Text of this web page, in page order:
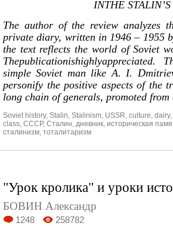
INTHE STALIN’S
The author of the review analyzes
private diary, written in 1946 – 1955
the text reflects the world of Soviet
Thepublicationishighlyappreciated.
simple Soviet man like A. I.
personify the positive aspects of the
long chain of generals, promoted
Soviet history, Stalin Stalinism USSR culture dairy,
class СССР, Сталин дневник историческая
сталинизм тоталитаризм
"Урок кролика" и уроки
БОВИН Александр
1248 258782